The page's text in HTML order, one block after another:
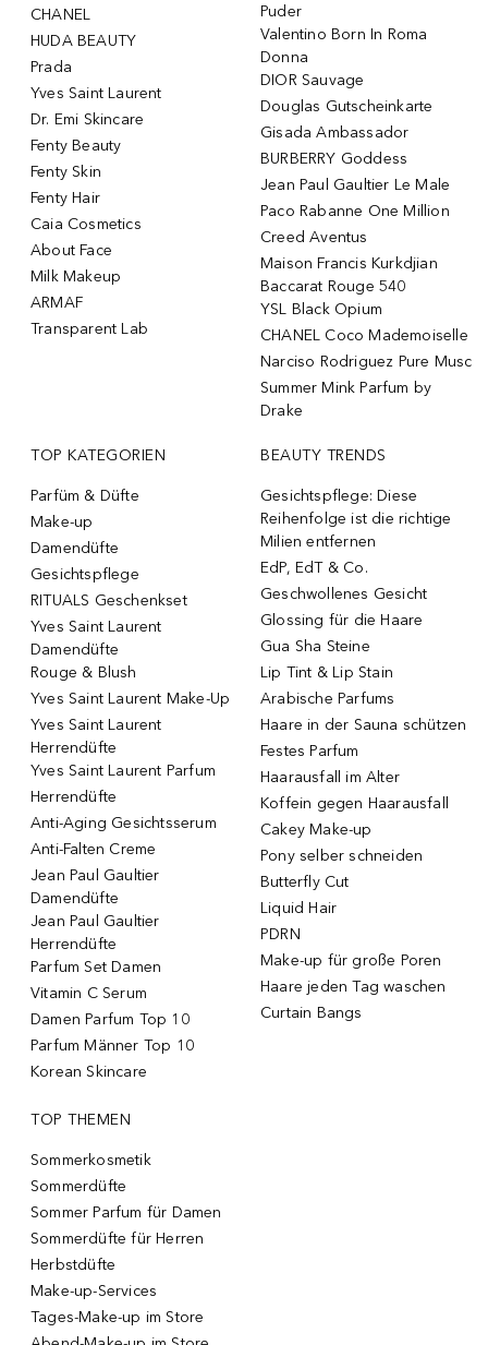
CHANEL
HUDA BEAUTY
Prada
Yves Saint Laurent
Dr. Emi Skincare
Fenty Beauty
Fenty Skin
Fenty Hair
Caia Cosmetics
About Face
Milk Makeup
ARMAF
Transparent Lab
Puder
Valentino Born In Roma
Donna
DIOR Sauvage
Douglas Gutscheinkarte
Gisada Ambassador
BURBERRY Goddess
Jean Paul Gaultier Le Male
Paco Rabanne One Million
Creed Aventus
Maison Francis Kurkdjian
Baccarat Rouge 540
YSL Black Opium
CHANEL Coco Mademoiselle
Narciso Rodriguez Pure Musc
Summer Mink Parfum by
Drake
TOP KATEGORIEN
Parfüm & Düfte
Make-up
Damendüfte
Gesichtspflege
RITUALS Geschenkset
Yves Saint Laurent
Damendüfte
Rouge & Blush
Yves Saint Laurent Make-Up
Yves Saint Laurent
Herrendüfte
Yves Saint Laurent Parfum
Herrendüfte
Anti-Aging Gesichtsserum
Anti-Falten Creme
Jean Paul Gaultier
Damendüfte
Jean Paul Gaultier
Herrendüfte
Parfum Set Damen
Vitamin C Serum
Damen Parfum Top 10
Parfum Männer Top 10
Korean Skincare
BEAUTY TRENDS
Gesichtspflege: Diese
Reihenfolge ist die richtige
Milien entfernen
EdP, EdT & Co.
Geschwollenes Gesicht
Glossing für die Haare
Gua Sha Steine
Lip Tint & Lip Stain
Arabische Parfums
Haare in der Sauna schützen
Festes Parfum
Haarausfall im Alter
Koffein gegen Haarausfall
Cakey Make-up
Pony selber schneiden
Butterfly Cut
Liquid Hair
PDRN
Make-up für große Poren
Haare jeden Tag waschen
Curtain Bangs
TOP THEMEN
Sommerkosmetik
Sommerdüfte
Sommer Parfum für Damen
Sommerdüfte für Herren
Herbstdüfte
Make-up-Services
Tages-Make-up im Store